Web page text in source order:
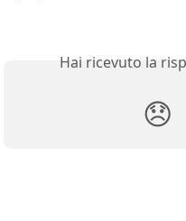
Hai ricevuto la
😞